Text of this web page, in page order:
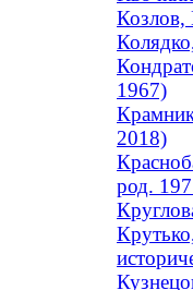
Козлов,
1967)
2018)
род.